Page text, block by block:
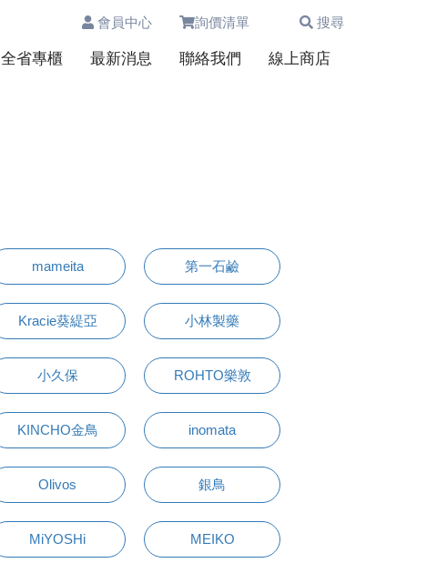
會員中心 詢價清單 搜尋
全省專櫃 最新消息 聯絡我們 線上商店
mameita 第一石鹼
Kracie葵緹亞 小林製藥
小久保 ROHTO樂敦
KINCHO金鳥 inomata
Olivos 銀鳥
MiYOSHi MEIKO